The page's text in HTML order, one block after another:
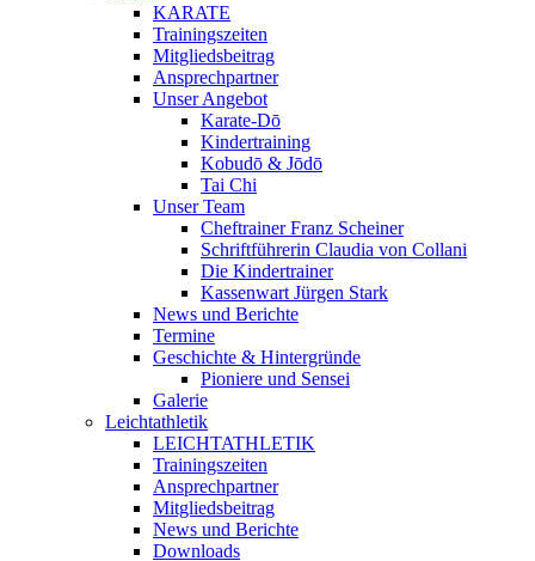
KARATE
Trainingszeiten
Mitgliedsbeitrag
Ansprechpartner
Unser Angebot
Karate-Dō
Kindertraining
Kobudō & Jōdō
Tai Chi
Unser Team
Cheftrainer Franz Scheiner
Schriftführerin Claudia von Collani
Die Kindertrainer
Kassenwart Jürgen Stark
News und Berichte
Termine
Geschichte & Hintergründe
Pioniere und Sensei
Galerie
Leichtathletik
LEICHTATHLETIK
Trainingszeiten
Ansprechpartner
Mitgliedsbeitrag
News und Berichte
Downloads